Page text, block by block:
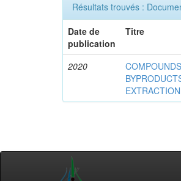
Résultats trouvés :
Date de
publication
Titre
2020